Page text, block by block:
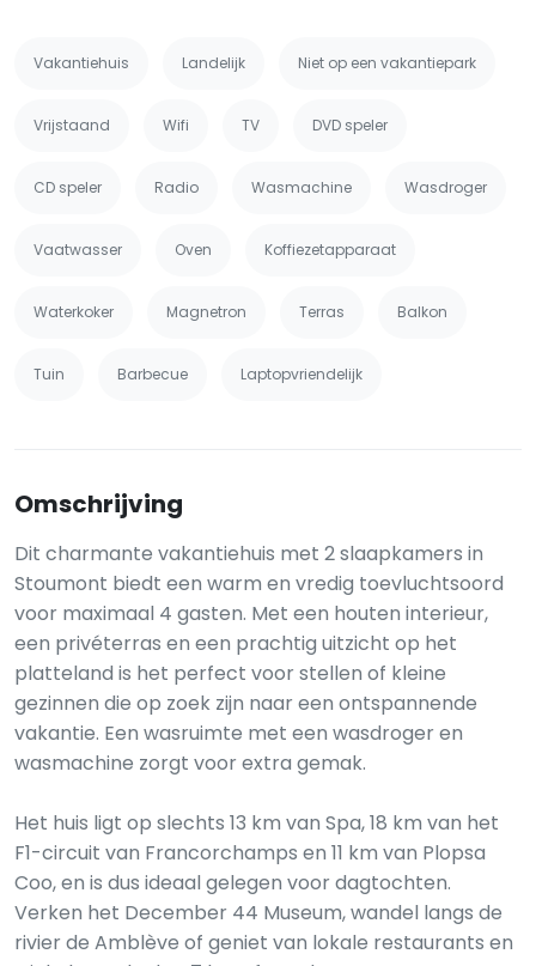
Vakantiehuis Landelijk Niet op een vakantiepark
Vrijstaand Wifi TV DVD speler
CD speler Radio Wasmachine Wasdroger
Vaatwasser Oven Koffiezetapparaat
Waterkoker Magnetron Terras Balkon
Tuin Barbecue Laptopvriendelijk
Omschrijving
Dit charmante vakantiehuis met 2 slaapkamers in
Stoumont biedt een warm en vredig toevluchtsoord
voor maximaal 4 gasten. Met een houten interieur,
een privéterras en een prachtig uitzicht op het
platteland is het perfect voor stellen of kleine
gezinnen die op zoek zijn naar een ontspannende
vakantie. Een wasruimte met een wasdroger en
wasmachine zorgt voor extra gemak.
Het huis ligt op slechts 13 km van Spa, 18 km van het
F1-circuit van Francorchamps en 11 km van Plopsa
Coo, en is dus ideaal gelegen voor dagtochten.
Verken het December 44 Museum, wandel langs de
rivier de Amblève of geniet van lokale restaurants en